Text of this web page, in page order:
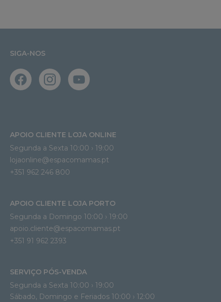
SIGA-NOS
APOIO CLIENTE LOJA ONLINE
Segunda a Sexta 10:00 › 19:00
lojaonline@espacomamas.pt
+351 962 246 800
APOIO CLIENTE LOJA PORTO
Segunda a Domingo 10:00 › 19:00
apoio.cliente@espacomamas.pt
+351 91 962 2393
SERVIÇO PÓS-VENDA
Segunda a Sexta 10:00 › 19:00
Sábado, Domingo e Feriados 10:00 › 12:00